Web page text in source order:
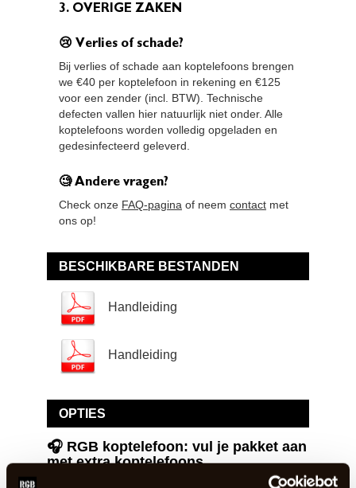
3. OVERIGE ZAKEN
😢 Verlies of schade?
Bij verlies of schade aan koptelefoons brengen
we €40 per koptelefoon in rekening en €125
voor een zender (incl. BTW). Technische
defecten vallen hier natuurlijk niet onder. Alle
koptelefoons worden volledig opgeladen en
gedesinfecteerd geleverd.
🧐 Andere vragen?
Check onze FAQ-pagina of neem contact met
ons op!
BESCHIKBARE BESTANDEN
Handleiding
Handleiding
OPTIES
🎧 RGB koptelefoon: vul je pakket aan
met extra koptelefoons